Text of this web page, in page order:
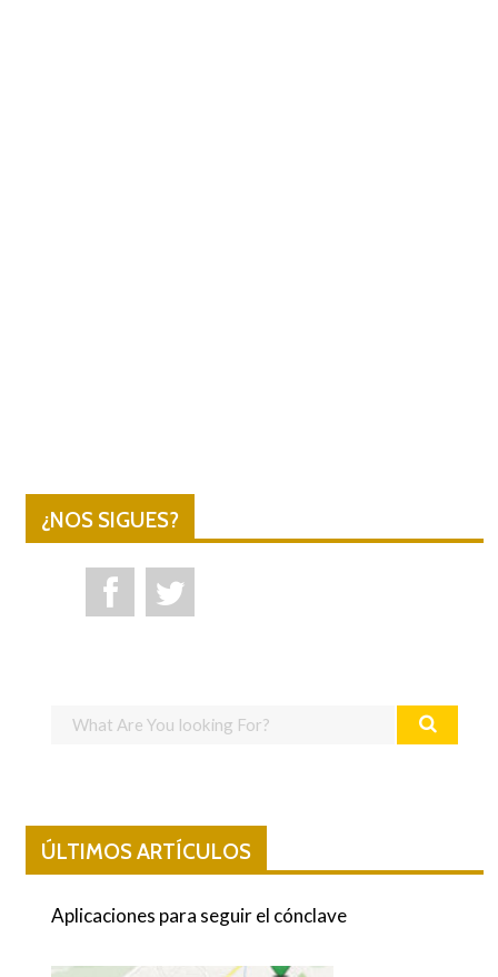
¿NOS SIGUES?
ÚLTIMOS ARTÍCULOS
Aplicaciones para seguir el cónclave